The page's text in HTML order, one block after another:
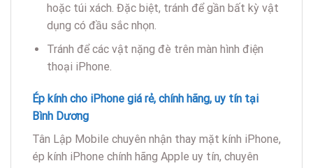
hoặc túi xách. Đặc biệt, tránh để gần bất kỳ vật
dụng có đầu sắc nhọn.
Tránh để các vật nặng đè trên màn hình điện
thoại iPhone.
Ép kính cho iPhone giá rẻ, chính hãng, uy tín tại
Bình Dương
Tân Lập Mobile chuyên nhận thay mặt kính iPhone,
ép kính iPhone chính hãng Apple uy tín, chuyên